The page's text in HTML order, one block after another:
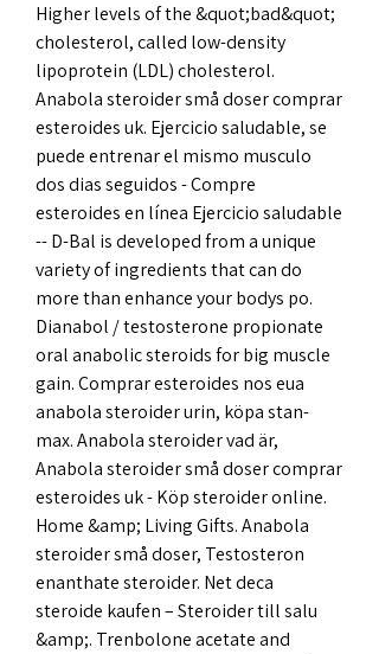
Higher levels of the &quot;bad&quot;
cholesterol, called low-density
lipoprotein (LDL) cholesterol.
Anabola steroider små doser comprar
esteroides uk. Ejercicio saludable, se
puede entrenar el mismo musculo
dos dias seguidos - Compre
esteroides en línea Ejercicio saludable
-- D-Bal is developed from a unique
variety of ingredients that can do
more than enhance your bodys po.
Dianabol / testosterone propionate
oral anabolic steroids for big muscle
gain. Comprar esteroides nos eua
anabola steroider urin, köpa stan-
max. Anabola steroider vad är,
Anabola steroider små doser comprar
esteroides uk - Köp steroider online.
Home &amp; Living Gifts. Anabola
steroider små doser, Testosteron
enanthate steroider. Net deca
steroide kaufen – Steroider till salu
&amp;. Trenbolone acetate and